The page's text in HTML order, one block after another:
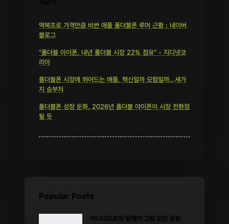
맥북프로 가격만큼 비싼 애플 폴더블폰 루머 근황 : 네이버
블로그
"폴더블 아이폰, 내년 폴더블 시장 22% 점유" - 지디넷코
리아
폴더블폰 시장에 뛰어드는 애플, 혁신일까 모험일까…세가
지 승부처
폴더블폰 성장 둔화, 2026년 폴더블 아이폰이 시장 전환점
될 듯
Popular Posts
어나더드로잉 달팽이 그림 도안 공유